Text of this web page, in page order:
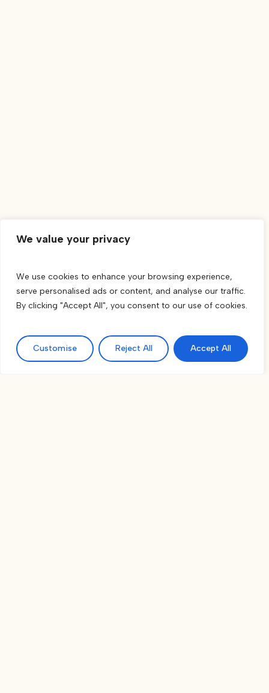
We value your privacy
We use cookies to enhance your browsing experience,
serve personalised ads or content, and analyse our traffic.
By clicking "Accept All", you consent to our use of cookies.
Customise Reject All Accept All